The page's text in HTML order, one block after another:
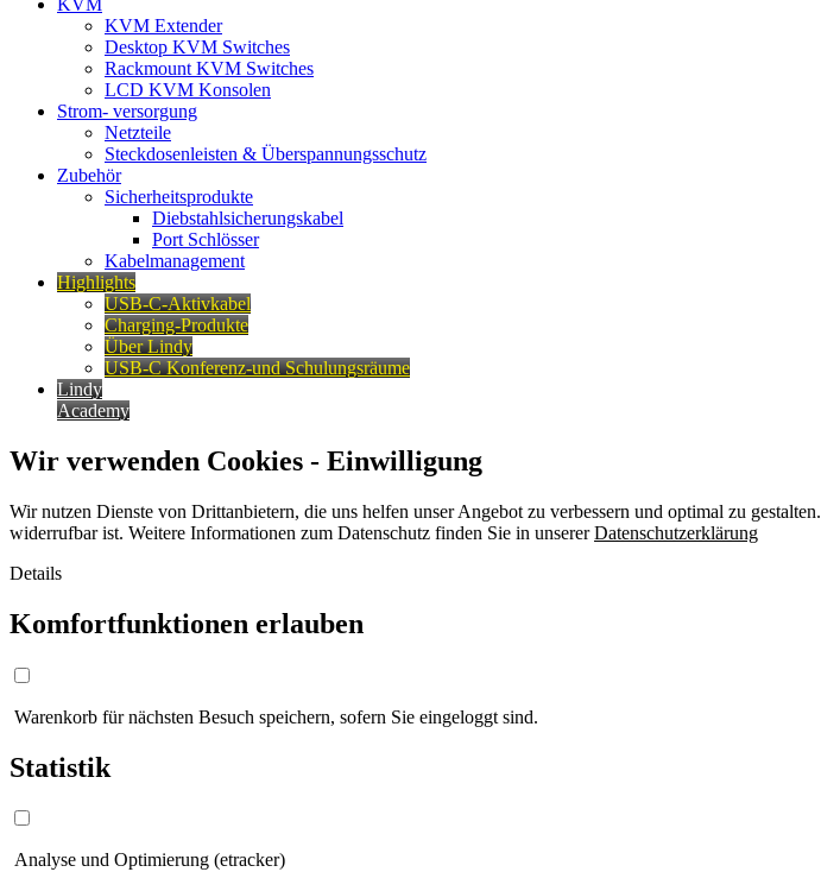
KVM
KVM Extender
Desktop KVM Switches
Rackmount KVM Switches
LCD KVM Konsolen
Strom- versorgung
Netzteile
Steckdosenleisten & Überspannungsschutz
Zubehör
Sicherheitsprodukte
Diebstahlsicherungskabel
Port Schlösser
Kabelmanagement
Highlights
USB-C-Aktivkabel
Charging-Produkte
Über Lindy
USB-C Konferenz-und Schulungsräume
Lindy
Academy
Wir verwenden Cookies - Einwilligung
Wir nutzen Dienste von Drittanbietern, die uns helfen unser Angebot zu verbessern und optimal zu
widerrufbar ist. Weitere Informationen zum Datenschutz finden Sie in unsererDatenschutzerklärung
Details
Komfortfunktionen erlauben
Warenkorb für nächsten Besuch speichern, sofern Sie eingeloggt sind.
Statistik
Analyse und Optimierung (etracker)